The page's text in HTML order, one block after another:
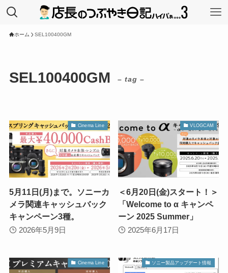
ホーム SEL100400GM
SEL100400GM – tag –
Cinema Line
5月11日(月)まで。ソニーカ
メラ関連キャッシュバック
キャンペーン3種。
2026年5月9日
VLOGCAM
＜6月20日(金)スタート！＞
「Welcome to α キャンペ
ーン 2025 Summer」
2025年6月17日
Cinema Line ソニー製品アップデート情報